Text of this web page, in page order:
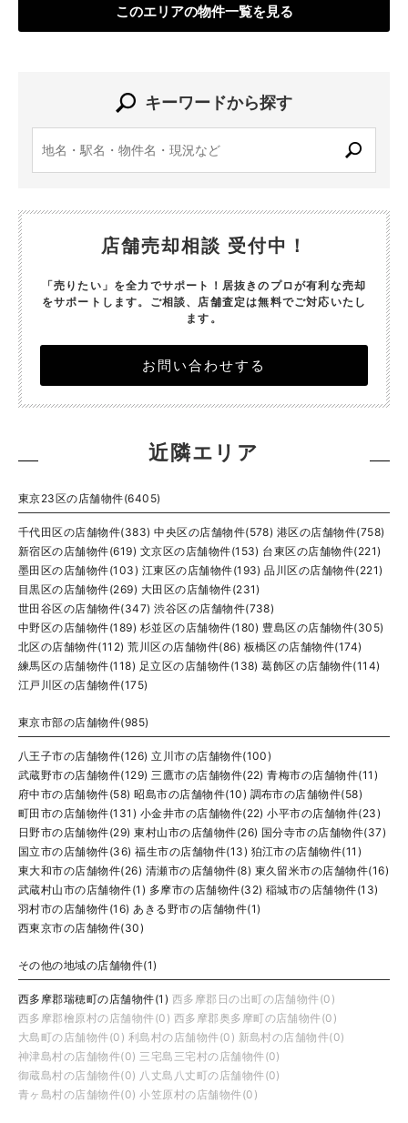
このエリアの物件一覧を見る
キーワードから探す
店舗売却相談 受付中！
「売りたい」を全力でサポート！居抜きのプロが有利な売却
をサポートします。 ご相談、店舗査定は無料でご対応いたし
ます。
お問い合わせする
近隣エリア
東京23区の店舗物件(6405)
千代田区の店舗物件(383) 中央区の店舗物件(578) 港区の店舗物件(758)
新宿区の店舗物件(619) 文京区の店舗物件(153) 台東区の店舗物件(221)
墨田区の店舗物件(103) 江東区の店舗物件(193) 品川区の店舗物件(221)
目黒区の店舗物件(269) 大田区の店舗物件(231)
世田谷区の店舗物件(347) 渋谷区の店舗物件(738)
中野区の店舗物件(189) 杉並区の店舗物件(180) 豊島区の店舗物件(305)
北区の店舗物件(112) 荒川区の店舗物件(86) 板橋区の店舗物件(174)
練馬区の店舗物件(118) 足立区の店舗物件(138) 葛飾区の店舗物件(114)
江戸川区の店舗物件(175)
東京市部の店舗物件(985)
八王子市の店舗物件(126) 立川市の店舗物件(100)
武蔵野市の店舗物件(129) 三鷹市の店舗物件(22) 青梅市の店舗物件(11)
府中市の店舗物件(58) 昭島市の店舗物件(10) 調布市の店舗物件(58)
町田市の店舗物件(131) 小金井市の店舗物件(22) 小平市の店舗物件(23)
日野市の店舗物件(29) 東村山市の店舗物件(26) 国分寺市の店舗物件(37)
国立市の店舗物件(36) 福生市の店舗物件(13) 狛江市の店舗物件(11)
東大和市の店舗物件(26) 清瀬市の店舗物件(8) 東久留米市の店舗物件(16)
武蔵村山市の店舗物件(1) 多摩市の店舗物件(32) 稲城市の店舗物件(13)
羽村市の店舗物件(16) あきる野市の店舗物件(1)
西東京市の店舗物件(30)
その他の地域の店舗物件(1)
西多摩郡瑞穂町の店舗物件(1) 西多摩郡日の出町の店舗物件(0)
西多摩郡檜原村の店舗物件(0) 西多摩郡奥多摩町の店舗物件(0)
大島町の店舗物件(0) 利島村の店舗物件(0) 新島村の店舗物件(0)
神津島村の店舗物件(0) 三宅島三宅村の店舗物件(0)
御蔵島村の店舗物件(0) 八丈島八丈町の店舗物件(0)
青ヶ島村の店舗物件(0) 小笠原村の店舗物件(0)